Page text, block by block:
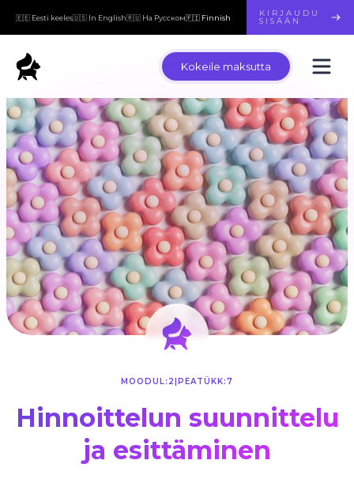
🇪🇪 Eesti keeles🇺🇸 In English🇷🇺 На Русском🇫🇮 Finnish KIRJAUDU
SISÄÄN
Kokeile maksutta
MOODUL: 2 PEATÜKK:7
Hinnoittelun suunnittelu
ja esittäminen